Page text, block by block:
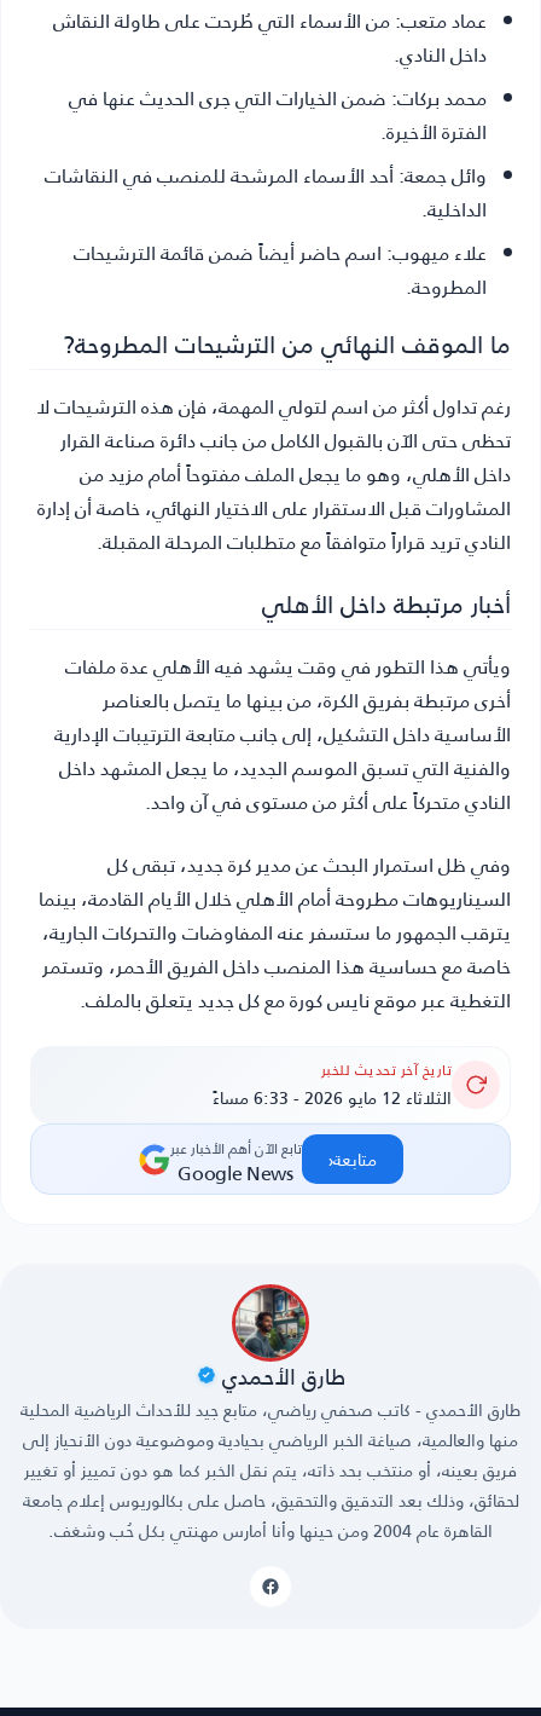
عماد متعب:من الأسماء التي طُرحت على طاولة النقاش
داخل النادي.
محمد بركات:ضمن الخيارات التي جرى الحديث عنها في
الفترة الأخيرة.
وائل جمعة:أحد الأسماء المرشحة للمنصب في النقاشات
الداخلية.
علاء ميهوب:اسم حاضر أيضاً ضمن قائمة الترشيحات
المطروحة.
ما الموقف النهائي من الترشيحات المطروحة?
رغم تداول أكثر من اسم لتولي المهمة، فإن هذه الترشيحات لا
تحظى حتى الآن بالقبول الكامل من جانب دائرة صناعة القرار
داخل الأهلي، وهو ما يجعل الملف مفتوحاً أمام مزيد من
المشاورات قبل الاستقرار على الاختيار النهائي، خاصة أن إدارة
النادي تريد قراراً متوافقاً مع متطلبات المرحلة المقبلة.
أخبار مرتبطة داخل الأهلي
ويأتي هذا التطور في وقت يشهد فيه الأهلي عدة ملفات
أخرى مرتبطة بفريق الكرة، من بينها ما يتصل بالعناصر
الأساسية داخل التشكيل، إلى جانب متابعة الترتيبات الإدارية
والفنية التي تسبق الموسم الجديد، ما يجعل المشهد داخل
النادي متحركاً على أكثر من مستوى في آن واحد.
وفي ظل استمرار البحث عن مدير كرة جديد، تبقى كل
السيناريوهات مطروحة أمام الأهلي خلال الأيام القادمة، بينما
يترقب الجمهور ما ستسفر عنه المفاوضات والتحركات الجارية،
خاصة مع حساسية هذا المنصب داخل الفريق الأحمر، وتستمر
التغطية عبر موقع نايس كورة مع كل جديد يتعلق بالملف.
تاريخ آخر تحديث للخبر
الثلاثاء 12 مايو 2026 - 6:33 مساءً
تابع الآن أهم الأخبار عبر
Google News متابعة‹
طارق الأحمدي
طارق الأحمدي - كاتب صحفي رياضي، متابع جيد للأحداث الرياضية المحلية
منها والعالمية، صياغة الخبر الرياضي بحيادية وموضوعية دون الأنحياز إلى
فريق بعينه، أو منتخب بحد ذاته، يتم نقل الخبر كما هو دون تمييز أو تغيير
لحقائق، وذلك بعد التدقيق والتحقيق، حاصل على بكالوريوس إعلام جامعة
القاهرة عام 2004 ومن حينها وأنا أمارس مهنتي بكل حُب وشغف.